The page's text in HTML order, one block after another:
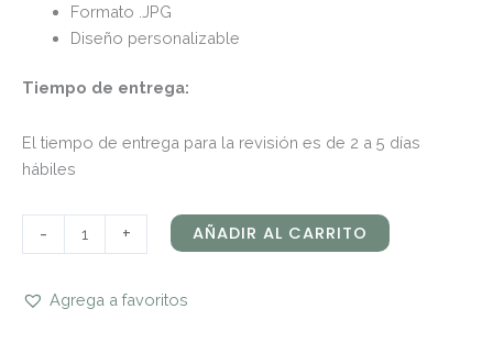
Formato .JPG
Diseño personalizable
Tiempo de entrega:
El tiempo de entrega para la revisión es de 2 a 5 días
hábiles
- + AÑADIR AL CARRITO
Agrega a favoritos